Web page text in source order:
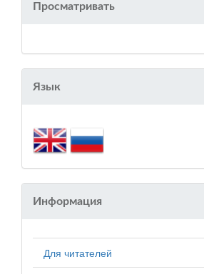
Просматривать
Язык
Информация
Для читателей